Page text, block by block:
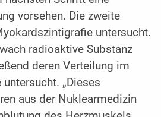
vorsehen. Die zweite
untersucht.
radioaktive Substanz
deren Verteilung im
„Dieses
aus der Nuklearmedizin